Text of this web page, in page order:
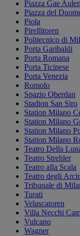
Piazza Gae
Piazza del
Piola
Pirellitoren
Politecnico di
Porta Garibaldi
Porta Romana
Porta Ticinese
Porta Venezia
Romolo
Spazio Oberdan
Stadion San Siro
Station Milano
Station Milano
Station Milano
Station Milano
Teatro Della
Teatro Strehler
Teatro alla Scala
Teatro degli
Tribunale di
Turati
Velascatoren
Villa Necchi
Vulcano
Wagner